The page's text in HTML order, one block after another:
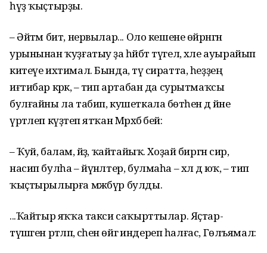
һүҙ ҡыҫтырҙы.
– Әйтәм бит, нервылар... Оло кешене өйрәнгән
урынынан ҡуҙғатыу ҙа һәйбәт түгел, хәле ауырайып
китеүе ихтимал. Бында, тәү сиратта, һеҙҙең
иғтибар кәрәк, – тип артабан да сурытмаҡсы
булғайны ла табип, кушеткала бөтәһен дә йәне
үртәлеп күҙәтеп ятҡан Мәрхәбә әбей:
– Ҡуй, балам, әйҙә, ҡайтайыҡ. Хоҙай биргән сир,
насип булһа – йүнәлтер, булмаһа – хәл дә юҡ, – тип
ҡыҫтырылырға мәжбүр булды.
...Ҡайтыр яҡҡа такси саҡырттылар. Яҫтар-
түшәген рәтләп, әсәһен өйгә индереп һалғас, Гөлъямал: